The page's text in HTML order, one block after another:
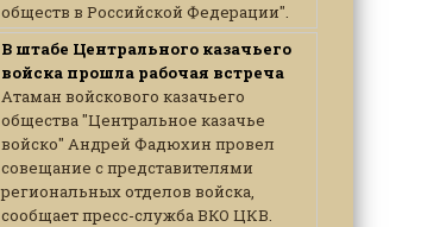
обществ в Российской Федерации".
В штабе Центрального казачьего
войска прошла рабочая встреча
Атаман войскового казачьего
общества "Центральное казачье
войско" Андрей Фадюхин провел
совещание с представителями
региональных отделов войска,
сообщает пресс-служба ВКО ЦКВ.